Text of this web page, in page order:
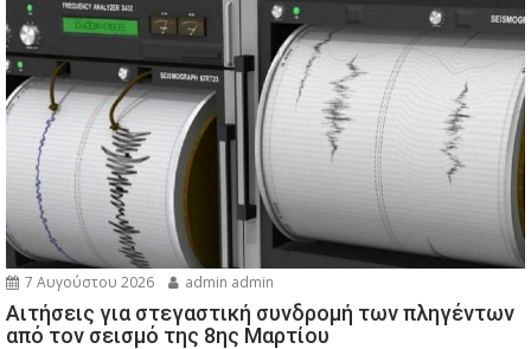
7 Αυγούστου 2026 admin admin
Αιτήσεις για στεγαστική συνδρομή των πληγέντων
από τον σεισμό της 8ης Μαρτίου